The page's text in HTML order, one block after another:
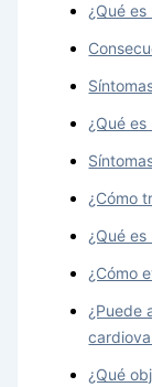
¿Qué
¿Qué
¿Cómo
¿Qué
¿Cómo
¿Puede
¿Qué